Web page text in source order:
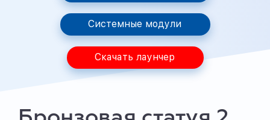
Системные модули
Скачать лаунчер